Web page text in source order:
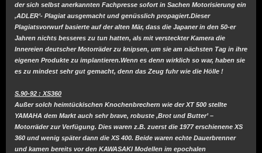
der sich selbst anerkannten Fachpresse sofort in Sachen Motorisierung ein
‚ADLER’- Plagiat ausgemacht und genüsslich propagiert.Dieser
Plagiatsvorwurf basierte auf der alten Mär, dass die Japaner in den 50-er
Jahren nichts besseres zu tun hatten, als mit versteckter Kamera die
Innereien deutscher Motorräder zu knipsen, um sie am nächsten Tag in ihre
eigenen Produkte zu implantieren.Wenn es denn wirklich so war, haben sie
es zu mindest sehr gut gemacht, denn das Zeug fuhr wie die Hölle !
S.90-92 : XS360
Außer solch heimtückischen Knochenbrechern wie der XT 500 stellte
YAMAHA dem Markt auch sehr brave, robuste ‚Brot und Butter’ –
Motorräder zur Verfügung. Dies waren z.B. zuerst die 1977 erschienene XS
360 und wenig später dann die XS 400. Beide waren echte Dauerbrenner
und kamen bereits vor den KAWASAKI Modellen im epochalen